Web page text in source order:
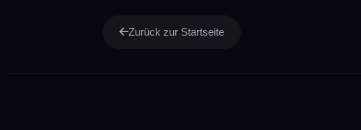
Zurück zur Startseite